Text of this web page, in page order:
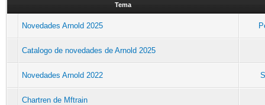
Tema
Novedades Arnold 2025
Catalogo de novedades de Arnold 2025
Novedades Arnold 2022
Chartren de Mftrain